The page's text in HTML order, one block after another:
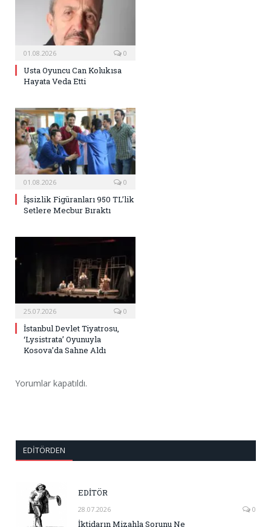
01.08.2026 0
Usta Oyuncu Can Kolukısa
Hayata Veda Etti
01.08.2026 0
İşsizlik Figüranları 950 TL’lik
Setlere Mecbur Bıraktı
25.07.2026 0
İstanbul Devlet Tiyatrosu,
‘Lysistrata’ Oyunuyla
Kosova’da Sahne Aldı
Yorumlar kapatıldı.
EDITÖRDEN
EDİTÖR
28.07.2026 0
İktidarın Mizahla Sorunu Ne